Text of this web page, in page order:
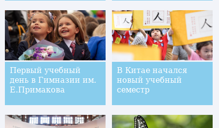
отряда Квантунской
армии
Первый учебный
день в Гимназии им.
Е.Примакова
В Китае начался
новый учебный
семестр